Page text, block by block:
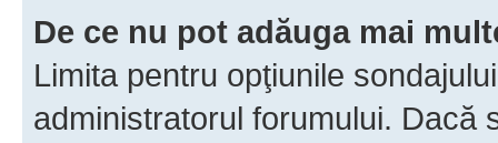
De ce nu pot adăuga mai
Limita pentru opţiunile
administratorul forumului. Dacă